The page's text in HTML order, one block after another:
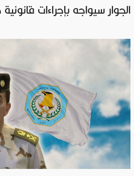
الجوار سيواجه بإجراءات